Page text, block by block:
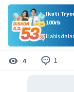
Ikuti
100rb
Habis
4 1